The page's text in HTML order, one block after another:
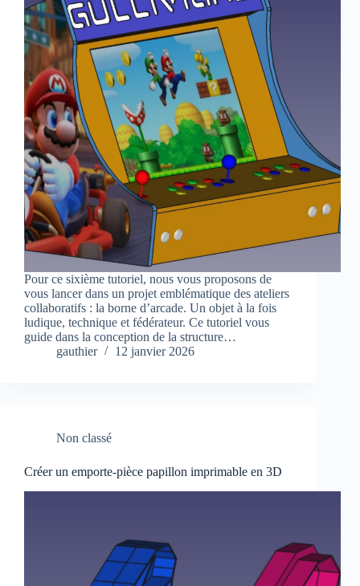
Pour ce sixième tutoriel, nous vous proposons de
vous lancer dans un projet emblématique des ateliers
collaboratifs : la borne d’arcade. Un objet à la fois
ludique, technique et fédérateur. Ce tutoriel vous
guide dans la conception de la structure…
gauthier
12 janvier 2026
Non classé
Créer un emporte-pièce papillon imprimable en 3D